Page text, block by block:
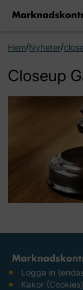
Hem/Nyheter/
Closeup
Logga in
Kakor (Cookies)